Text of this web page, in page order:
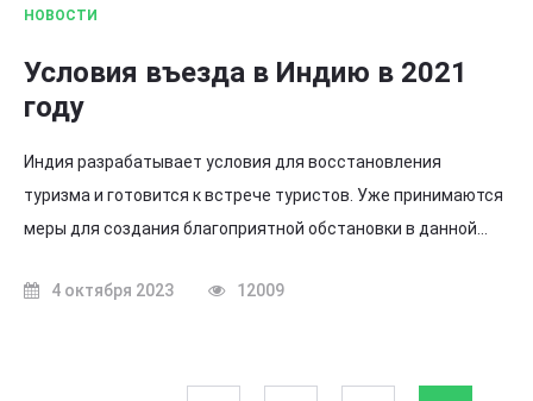
НОВОСТИ
Условия въезда в Индию в 2021
году
Индия разрабатывает условия для восстановления
туризма и готовится к встрече туристов. Уже принимаются
меры для создания благоприятной обстановки в данной…
4 октября 2023 12009